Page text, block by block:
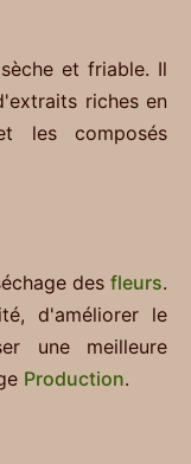
et friable. Il
riches en
les composés
des fleurs.
d'améliorer le
une meilleure
Production.